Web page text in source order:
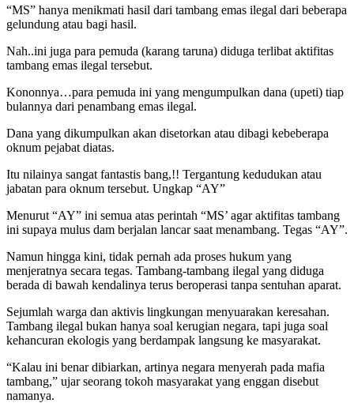
“MS” hanya menikmati hasil dari tambang emas ilegal dari beberapa
gelundung atau bagi hasil.
Nah..ini juga para pemuda (karang taruna) diduga terlibat aktifitas
tambang emas ilegal tersebut.
Kononnya…para pemuda ini yang mengumpulkan dana (upeti) tiap
bulannya dari penambang emas ilegal.
Dana yang dikumpulkan akan disetorkan atau dibagi kebeberapa
oknum pejabat diatas.
Itu nilainya sangat fantastis bang,!! Tergantung kedudukan atau
jabatan para oknum tersebut. Ungkap “AY”
Menurut “AY” ini semua atas perintah “MS’ agar aktifitas tambang
ini supaya mulus dam berjalan lancar saat menambang. Tegas “AY”.
Namun hingga kini, tidak pernah ada proses hukum yang
menjeratnya secara tegas. Tambang-tambang ilegal yang diduga
berada di bawah kendalinya terus beroperasi tanpa sentuhan aparat.
Sejumlah warga dan aktivis lingkungan menyuarakan keresahan.
Tambang ilegal bukan hanya soal kerugian negara, tapi juga soal
kehancuran ekologis yang berdampak langsung ke masyarakat.
“Kalau ini benar dibiarkan, artinya negara menyerah pada mafia
tambang,” ujar seorang tokoh masyarakat yang enggan disebut
namanya.